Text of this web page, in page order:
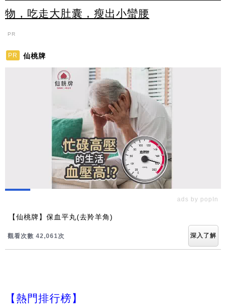
物，吃走大肚囊，瘦出小蠻腰
PR
PR 仙桃牌
ads by popIn
【仙桃牌】保血平丸(去羚羊角)
觀看次數 42,061次 深入了解
【熱門排行榜】